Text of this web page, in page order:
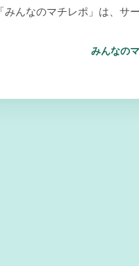
「みんなのマチレポ」は、サ
みんなの